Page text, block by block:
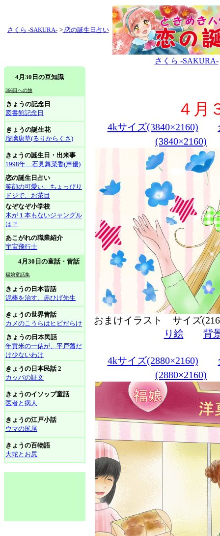
さくら -SAKURA- >恋の誕生日占い
さくら -SAKURA-
4月30日の豆知識
366日への旅
きょうの記念日
図書館記念日
きょうの誕生花
瑠璃唐草(るりからくさ)
きょうの誕生日・出来事
1998年 石見舞菜香(声優)
恋の誕生日占い
笑顔の可愛い、ちょっぴり
ドジで、お茶目
なぞなぞ小学校
木が１本もないジャングル
は？
あこがれの職業紹介
宇宙飛行士
4月30日の童話・昔話
福娘童話集
きょうの日本昔話
泥棒を治す、赤ひげ先生
きょうの世界昔話
カメのこうらはヒビだらけ
きょうの日本民話
年貢米の一俵が、平戸藩だ
け少ないわけ
きょうの日本民話 2
カッパの証文
きょうのイソップ童話
医者と病人
きょうの江戸小話
ウマの尻尾
きょうの百物語
大蛇とお尻
４月
4kサイズ(3840×2160)
(3840×2160)
おまけイラスト サイズ
り絵
背
4kサイズ(2880×2160)
(2880×2160)